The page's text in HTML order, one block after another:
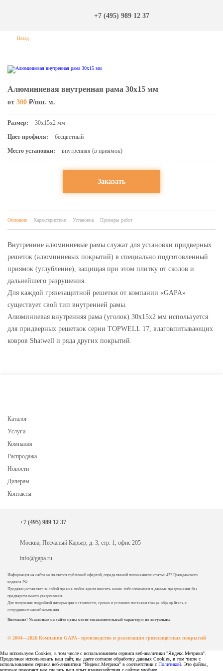
+7 (495) 989 12 37
Назад
Алюминиевая внутренная рама 30х15 мм
от 300 ₽/пог. м.
Размер:
30х15х2 мм
Цвет профиля:
бесцветный
Место установки:
внутренняя (в приямок)
Заказать
Описание Характеристики Установка Примеры работ
Внутренние алюминиевые рамы служат для установки придверных
решеток (алюминиевых покрытий) в специально подготовленный
приямок (углубление), защищая при этом плитку от сколов и
дальнейшего разрушения.
Для каждой грязезащитной решетки от компании «GAPA»
существует свой тип внутренней рамы.
Алюминиевая внутренняя рама (уголок) 30х15х2 мм используется
для придверных решеткок серии TOPWELL 17, влаговпитывающих
ковров Shatwell и ряда других покрытий.
Каталог
Услуги
Компания
Распродажа
Новости
Дилерам
Контакты
Информация на сайте не является публичной офертой, определяемой положениями статьи 437 Гражданского
кодекса РФ.
Продавец оставляет за собой право в любое время вносить какие-либо изменения в данные предложения без
предварительного уведомления.
Для получения подробной информации о стоимости, сроках и условиях поставки товара обращайтесь к
сотрудникам нашей компании.
Внимание! Указанные на сайте цены носят ознакомительный характер и не актуальны.
© 2004—2026 Компания GAPA - производство и реализация грязезащитных покрытий
+7 (495) 989 12 37
Москва, Песчаный Карьер, д. 3, стр. 1, офис 205
info@gapa.ru
Мы используем Cookies, в том числе с использованием сервиса веб-аналитики "Яндекс.Метрика".
Продолжая использовать наш сайт, вы даете согласие обработку данных Cookies, в том числе с
использованием сервиса веб-аналитики "Яндекс.Метрика" в соответствии с Политикой . Это файлы,
которые помогают нам сделать ваш опыт взаимодействия с сайтом удобнее.